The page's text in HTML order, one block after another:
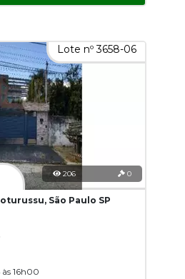
Lote nº 3658-06
206 0
São Paulo SP
às 16h00